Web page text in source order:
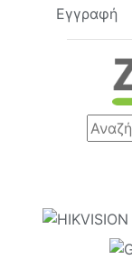
Εγγραφή